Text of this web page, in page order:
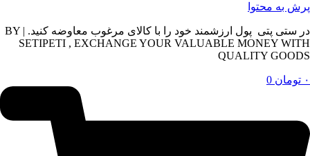
پرش به محتوا
در ستی پتی پول ارزشمند خود را با کالای مرغوب معاوضه کنید. | BY
SETIPETI , EXCHANGE YOUR VALUABLE MONEY WITH
QUALITY GOODS
۰ تومان 0